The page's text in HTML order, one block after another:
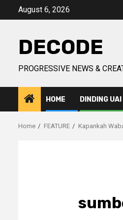
August 6, 2026
DECODE
PROGRESSIVE NEWS &
HOME DINDING UAI
Home FEATURE Kapankah